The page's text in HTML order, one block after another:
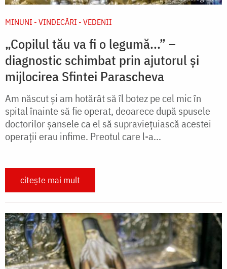
MINUNI - VINDECĂRI - VEDENII
„Copilul tău va fi o legumă...” –
diagnostic schimbat prin ajutorul și
mijlocirea Sfintei Parascheva
Am născut și am hotărât să îl botez pe cel mic în
spital înainte să fie operat, deoarece după spusele
doctorilor șansele ca el să supraviețuiască acestei
operații erau infime. Preotul care l-a...
citește mai mult